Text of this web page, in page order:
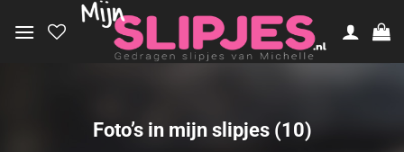
naar
Foto’s in mijn slipjes (10)